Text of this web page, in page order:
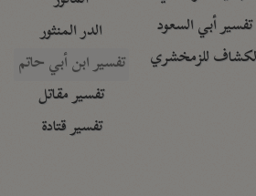
تفسير أبي السعود
للزمخشري
الدر المنثور
تفسير ابن أبي حاتم
تفسير مقاتل
تفسير قتادة